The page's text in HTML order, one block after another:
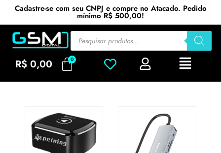
Cadastre-se com seu CNPJ e compre no Atacado. Pedido
mínimo R$ 500,00!
R$ 0,00